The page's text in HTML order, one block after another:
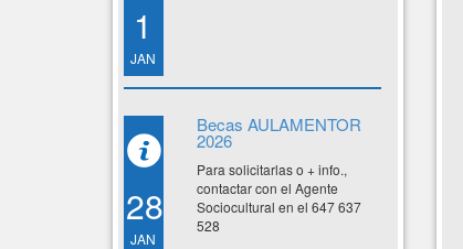
1
JAN
28
JAN
Becas AULAMENTOR
2026
Para solicitarlas o + info.,
contactar con el Agente
Sociocultural en el 647 637
528